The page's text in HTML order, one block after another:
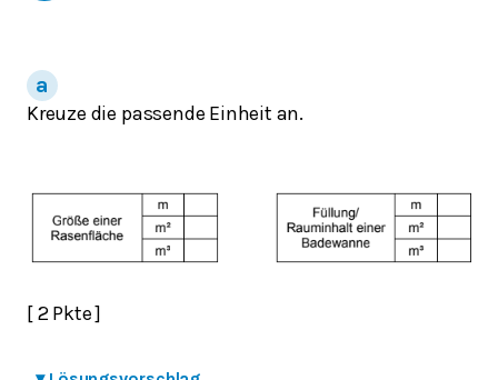
Kreuze die passende Einheit an.
[ 2 Pkte ]